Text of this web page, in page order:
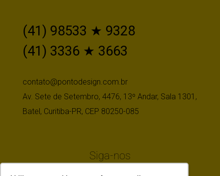
(41) 98533 ★ 9328
(41) 3336 ★ 3663
contato@pontodesign.com.br
Av. Sete de Setembro, 4476, 13º Andar, Sala 1301,
Batel, Curitiba-PR, CEP 80250-085
Siga-nos